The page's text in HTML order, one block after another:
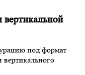
вертикальной
под формат